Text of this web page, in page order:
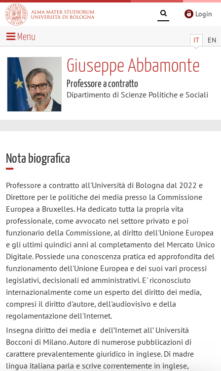
Login
IT EN
Menu
Giuseppe Abbamonte
Professore a contratto
Dipartimento di Scienze Politiche e Sociali
Nota biografica
Professore a contratto all'Università di Bologna dal 2022 e
Direttore per le politiche dei media presso la Commissione
Europea a Bruxelles. Ha dedicato tutta la propria vita
professionale, come avvocato nel settore privato e poi
funzionario della Commissione, al diritto dell'Unione Europea
e gli ultimi quindici anni al completamento del Mercato Unico
Digitale. Possiede una conoscenza pratica ed approfondita del
funzionamento dell'Unione Europea e dei suoi vari processi
legislativi, decisionali ed amministrativi. E' riconosciuto
internazionalmente come un esperto del diritto dei media,
compresi il diritto d'autore, dell'audiovisivo e della
regolamentazione dell'Internet.
Insegna diritto dei media e dell’Internet all’ Università
Bocconi di Milano. Autore di numerose pubblicazioni di
carattere prevalentemente giuridico in inglese. Di madre
lingua italiana parla e scrive correntemente in inglese,